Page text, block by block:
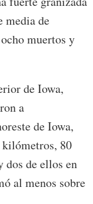
media de
muertos y
de Iowa,
a
de Iowa,
kilómetros, 80
dos de ellos en
al menos sobre